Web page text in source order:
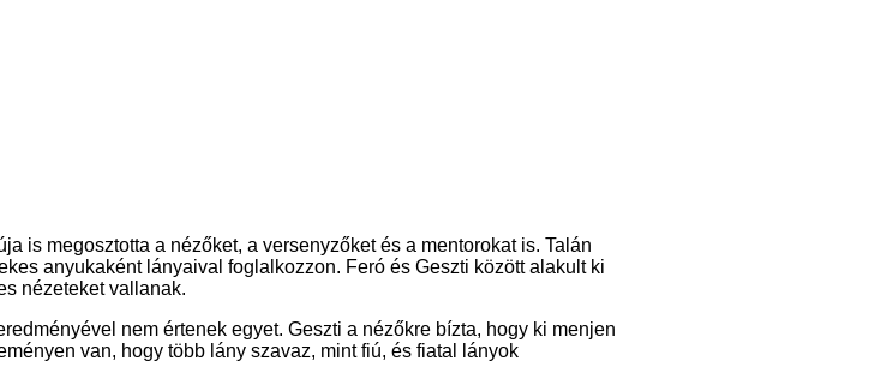
is megosztotta a nézőket, a versenyzőket és a mentorokat is. Talán
anyukaként lányaival foglalkozzon. Feró és Geszti között alakult ki
nézeteket vallanak.
nem értenek egyet. Geszti a nézőkre bízta, hogy ki menjen
van, hogy több lány szavaz, mint fiú, és fiatal lányok